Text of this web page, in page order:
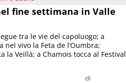
fine settimana in Valle
di
tra le vie del capoluogo; a
nel vivo la Feta de l’Oumbra;
la Veillà; a Chamois tocca al Festival